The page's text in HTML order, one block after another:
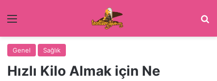
Menü
Genel Sağlık
Hızlı Kilo Almak için Ne